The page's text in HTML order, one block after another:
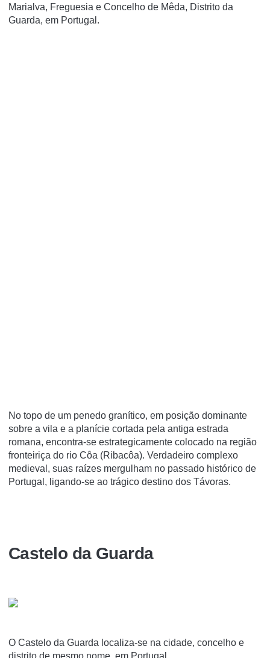
Marialva, Freguesia e Concelho de Mêda, Distrito da
Guarda, em Portugal.
No topo de um penedo graní­tico, em posição dominante
sobre a vila e a planí­cie cortada pela antiga estrada
romana, encontra-se estrategicamente colocado na região
fronteiriça do rio Côa (Ribacôa). Verdadeiro complexo
medieval, suas raí­zes mergulham no passado histórico de
Portugal, ligando-se ao trágico destino dos Távoras.
Castelo da Guarda
O Castelo da Guarda localiza-se na cidade, concelho e
distrito de mesmo nome, em Portugal.